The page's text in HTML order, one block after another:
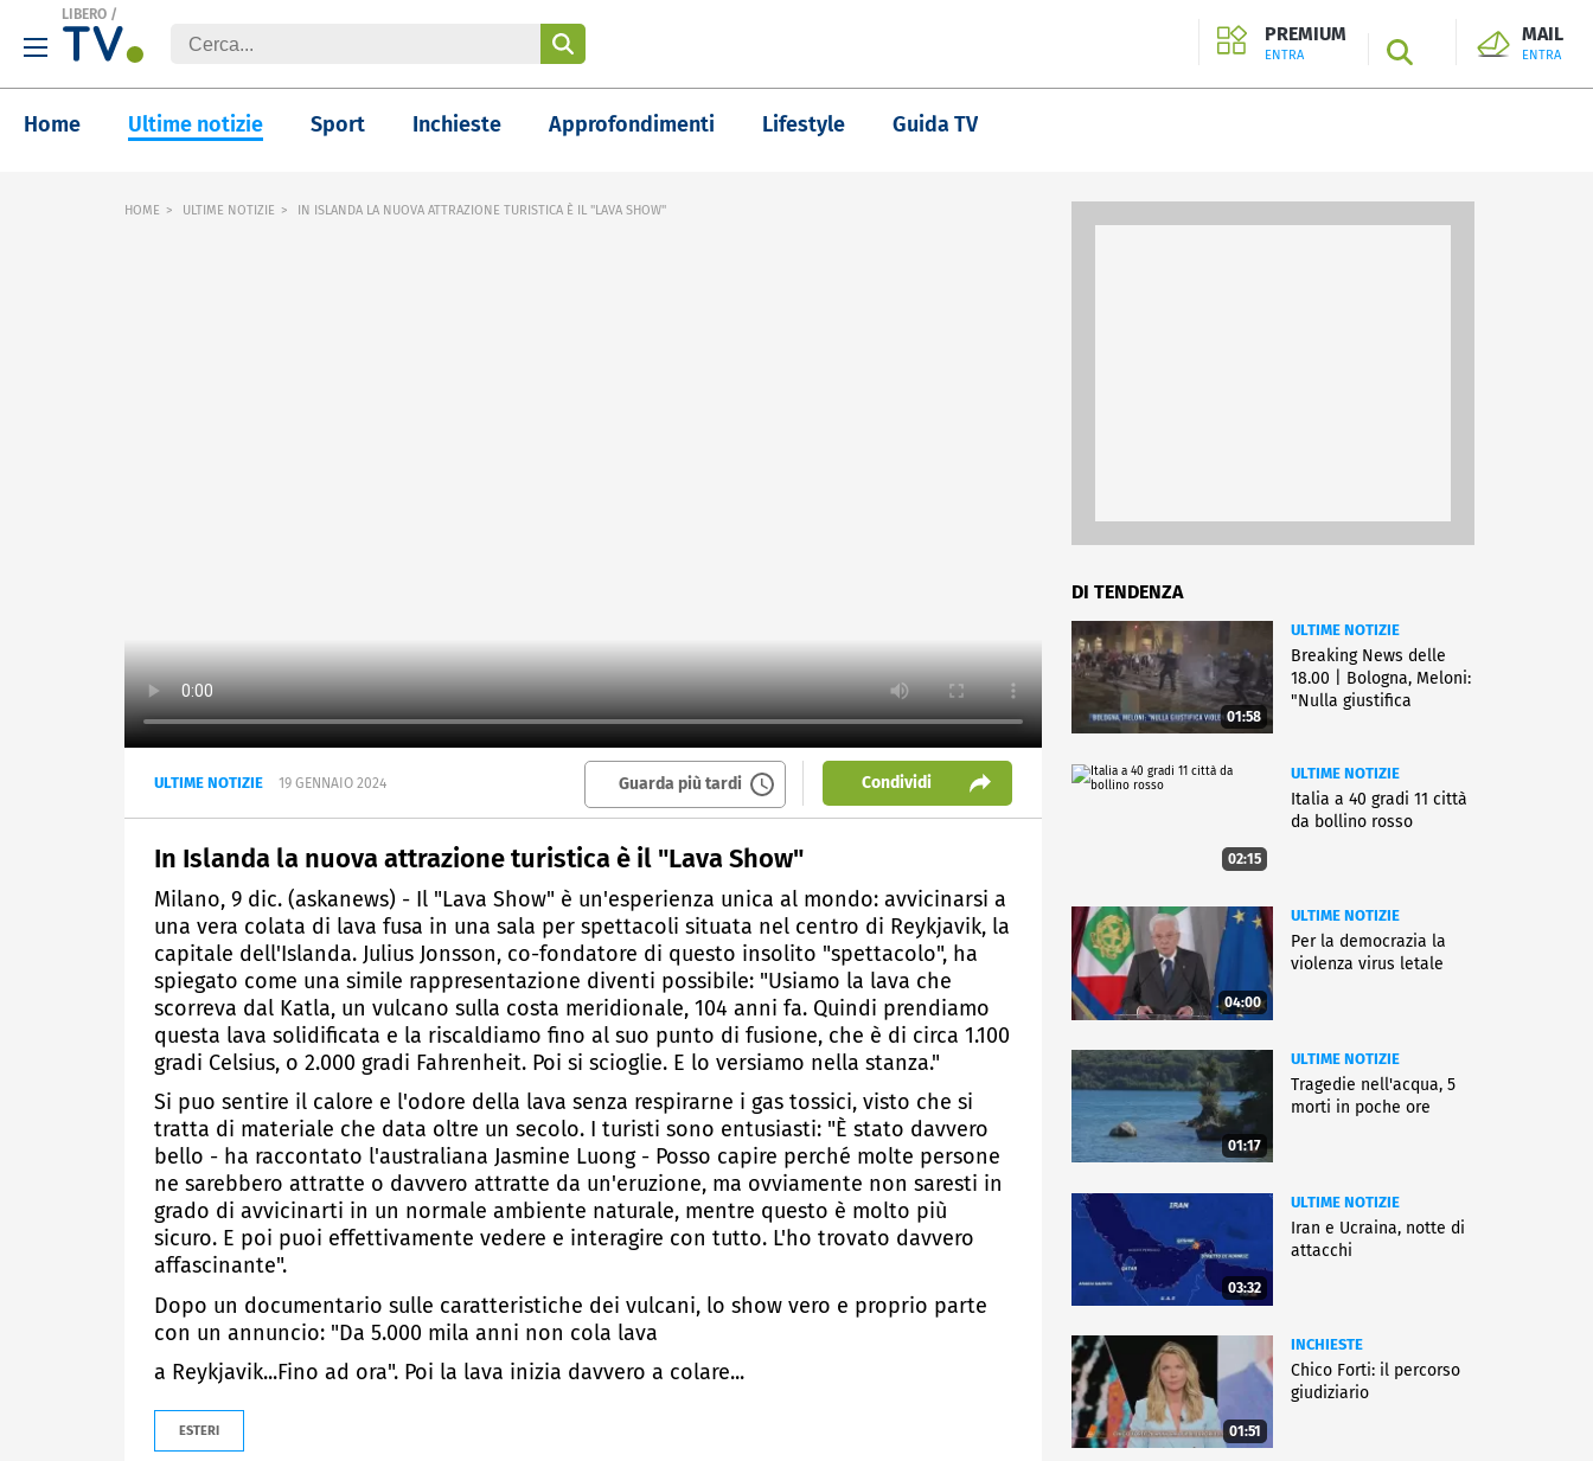
LIBERO /
PREMIUM
ENTRA SEARCH
MAIL
ENTRA
Home Ultime notizie Sport Inchieste Approfondimenti Lifestyle Guida TV
HOME ULTIME NOTIZIE IN ISLANDA LA NUOVA ATTRAZIONE TURISTICA È IL "LAVA SHOW"
ULTIME NOTIZIE 19 GENNAIO 2024 Guarda più tardi Condividi
In Islanda la nuova attrazione turistica è il "Lava Show"
Milano, 9 dic. (askanews) - Il "Lava Show" è un'esperienza unica al mondo: avvicinarsi a
una vera colata di lava fusa in una sala per spettacoli situata nel centro di Reykjavik, la
capitale dell'Islanda. Julius Jonsson, co-fondatore di questo insolito "spettacolo", ha
spiegato come una simile rappresentazione diventi possibile: "Usiamo la lava che
scorreva dal Katla, un vulcano sulla costa meridionale, 104 anni fa. Quindi prendiamo
questa lava solidificata e la riscaldiamo fino al suo punto di fusione, che è di circa 1.100
gradi Celsius, o 2.000 gradi Fahrenheit. Poi si scioglie. E lo versiamo nella stanza."
Si puo sentire il calore e l'odore della lava senza respirarne i gas tossici, visto che si
tratta di materiale che data oltre un secolo. I turisti sono entusiasti: "È stato davvero
bello - ha raccontato l'australiana Jasmine Luong - Posso capire perché molte persone
ne sarebbero attratte o davvero attratte da un'eruzione, ma ovviamente non saresti in
grado di avvicinarti in un normale ambiente naturale, mentre questo è molto più
sicuro. E poi puoi effettivamente vedere e interagire con tutto. L'ho trovato davvero
affascinante".
Dopo un documentario sulle caratteristiche dei vulcani, lo show vero e proprio parte
con un annuncio: "Da 5.000 mila anni non cola lava
a Reykjavik...Fino ad ora". Poi la lava inizia davvero a colare...
ESTERI
DI TENDENZA
01:58
ULTIME NOTIZIE
Breaking News delle
18.00 | Bologna, Meloni:
"Nulla giustifica
02:15
ULTIME NOTIZIE
Italia a 40 gradi 11 città
da bollino rosso
04:00
ULTIME NOTIZIE
Per la democrazia la
violenza virus letale
01:17
ULTIME NOTIZIE
Tragedie nell'acqua, 5
morti in poche ore
03:32
ULTIME NOTIZIE
Iran e Ucraina, notte di
attacchi
01:51
INCHIESTE
Chico Forti: il percorso
giudiziario